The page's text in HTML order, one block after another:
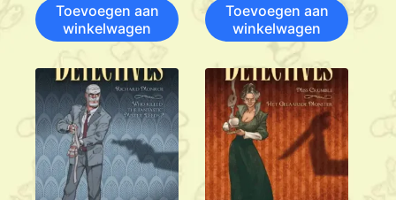
Toevoegen aan
winkelwagen
Toevoegen aan
winkelwagen